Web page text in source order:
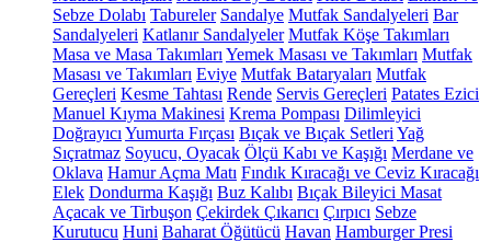
Sebze Dolabı Tabureler Sandalye Mutfak Sandalyeleri Bar
Sandalyeleri Katlanır Sandalyeler Mutfak Köşe Takımları
Masa ve Masa Takımları Yemek Masası ve Takımları Mutfak
Masası ve Takımları Eviye Mutfak Bataryaları Mutfak
Gereçleri Kesme Tahtası Rende Servis Gereçleri Patates Ezici
Manuel Kıyma Makinesi Krema Pompası Dilimleyici
Doğrayıcı Yumurta Fırçası Bıçak ve Bıçak Setleri Yağ
Sıçratmaz Soyucu, Oyacak Ölçü Kabı ve Kaşığı Merdane ve
Oklava Hamur Açma Matı Fındık Kıracağı ve Ceviz Kıracağı
Elek Dondurma Kaşığı Buz Kalıbı Bıçak Bileyici Masat
Açacak ve Tirbuşon Çekirdek Çıkarıcı Çırpıcı Sebze
Kurutucu Huni Baharat Öğütücü Havan Hamburger Presi